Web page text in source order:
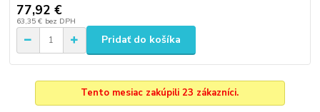
77,92 €
63,35 € bez DPH
Pridať do košíka
Tento mesiac zakúpili 23 zákazníci.